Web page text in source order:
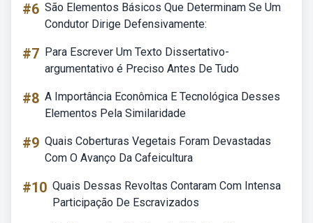
#6 São Elementos Básicos Que Determinam Se Um
Condutor Dirige Defensivamente:
#7 Para Escrever Um Texto Dissertativo-
argumentativo é Preciso Antes De Tudo
#8 A Importância Econômica E Tecnológica Desses
Elementos Pela Similaridade
#9 Quais Coberturas Vegetais Foram Devastadas
Com O Avanço Da Cafeicultura
#10 Quais Dessas Revoltas Contaram Com Intensa
Participação De Escravizados